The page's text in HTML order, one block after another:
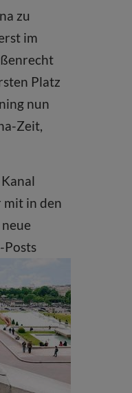
zu
im
Platz
nun
Zeit,
mit in den
Posts